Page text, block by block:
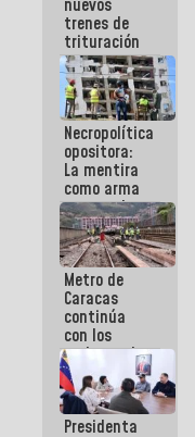
embarrarla
nuevos
trenes de
trituración
para
optimizar
manejo de
escombros
en La Guaira
Necropolítica
opositora:
La mentira
como arma
contra el
Pueblo
Metro de
Caracas
continúa
con los
trabajos de
mantenimiento
e inspección
en la Línea 2
Presidenta